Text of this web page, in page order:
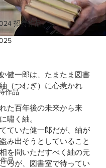
招待作品
作品
品
健一郎は、たまたま図書
（つむぎ）に心惹かれ
た百年後の未来から来
嘯く紬。
ていた健一郎だが、紬が
み出そうとしていること
を問いただすべく紬の元
ろが、図書室で待ってい